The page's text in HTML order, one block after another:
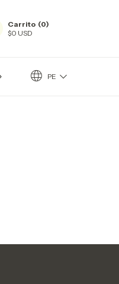
Carrito (0)
$0 USD
BLOG PE